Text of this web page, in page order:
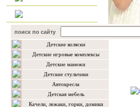
поиск по сайту
Детские коляски
Детские игровые комплексы
Детские манежи
Детские стульчики
Автокресла
Детская мебель
Качели, лежаки, горки, домики